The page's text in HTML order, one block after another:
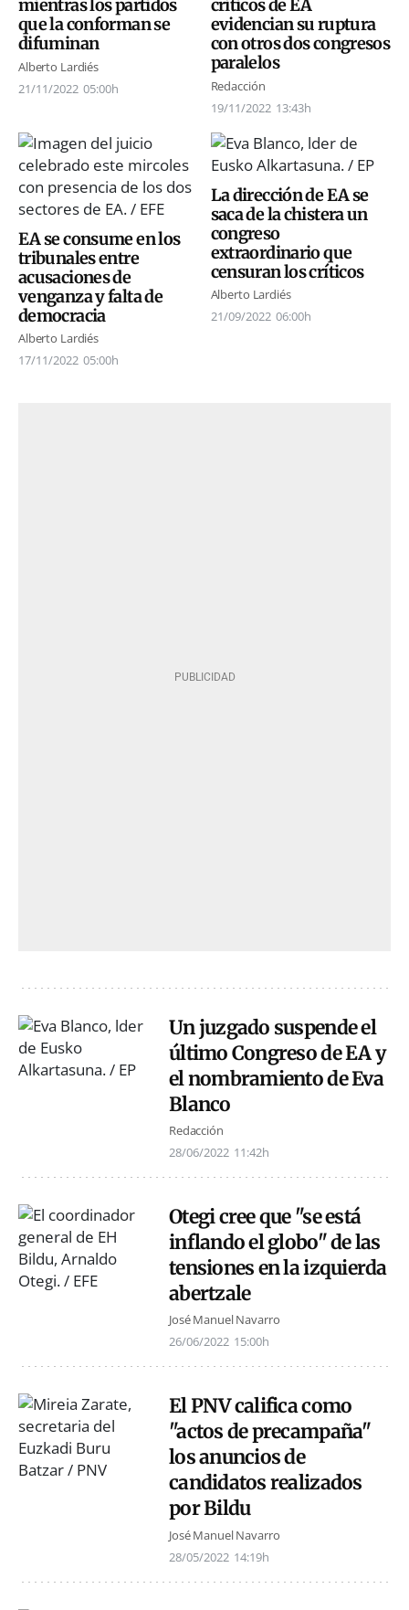
mientras los partidos
que la conforman se
difuminan
Alberto Lardiés
21/11/2022 05:00h
críticos de EA
evidencian su ruptura
con otros dos congresos
paralelos
Redacción
19/11/2022 13:43h
EA se consume en los
tribunales entre
acusaciones de
venganza y falta de
democracia
Alberto Lardiés
17/11/2022 05:00h
La dirección de EA se
saca de la chistera un
congreso
extraordinario que
censuran los críticos
Alberto Lardiés
21/09/2022 06:00h
Un juzgado suspende el
último Congreso de EA y
el nombramiento de Eva
Blanco
Redacción
28/06/2022 11:42h
Otegi cree que "se está
inflando el globo" de las
tensiones en la izquierda
abertzale
José Manuel Navarro
26/06/2022 15:00h
El PNV califica como
"actos de precampaña"
los anuncios de
candidatos realizados
por Bildu
José Manuel Navarro
28/05/2022 14:19h